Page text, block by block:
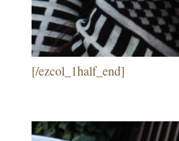
[/ezcol_1half_end]